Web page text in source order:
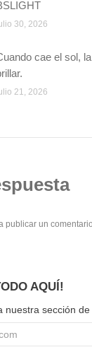
30, 2026
cae el sol,
21, 2026
publicar un comentario.
AQUÍ!
nuestra sección